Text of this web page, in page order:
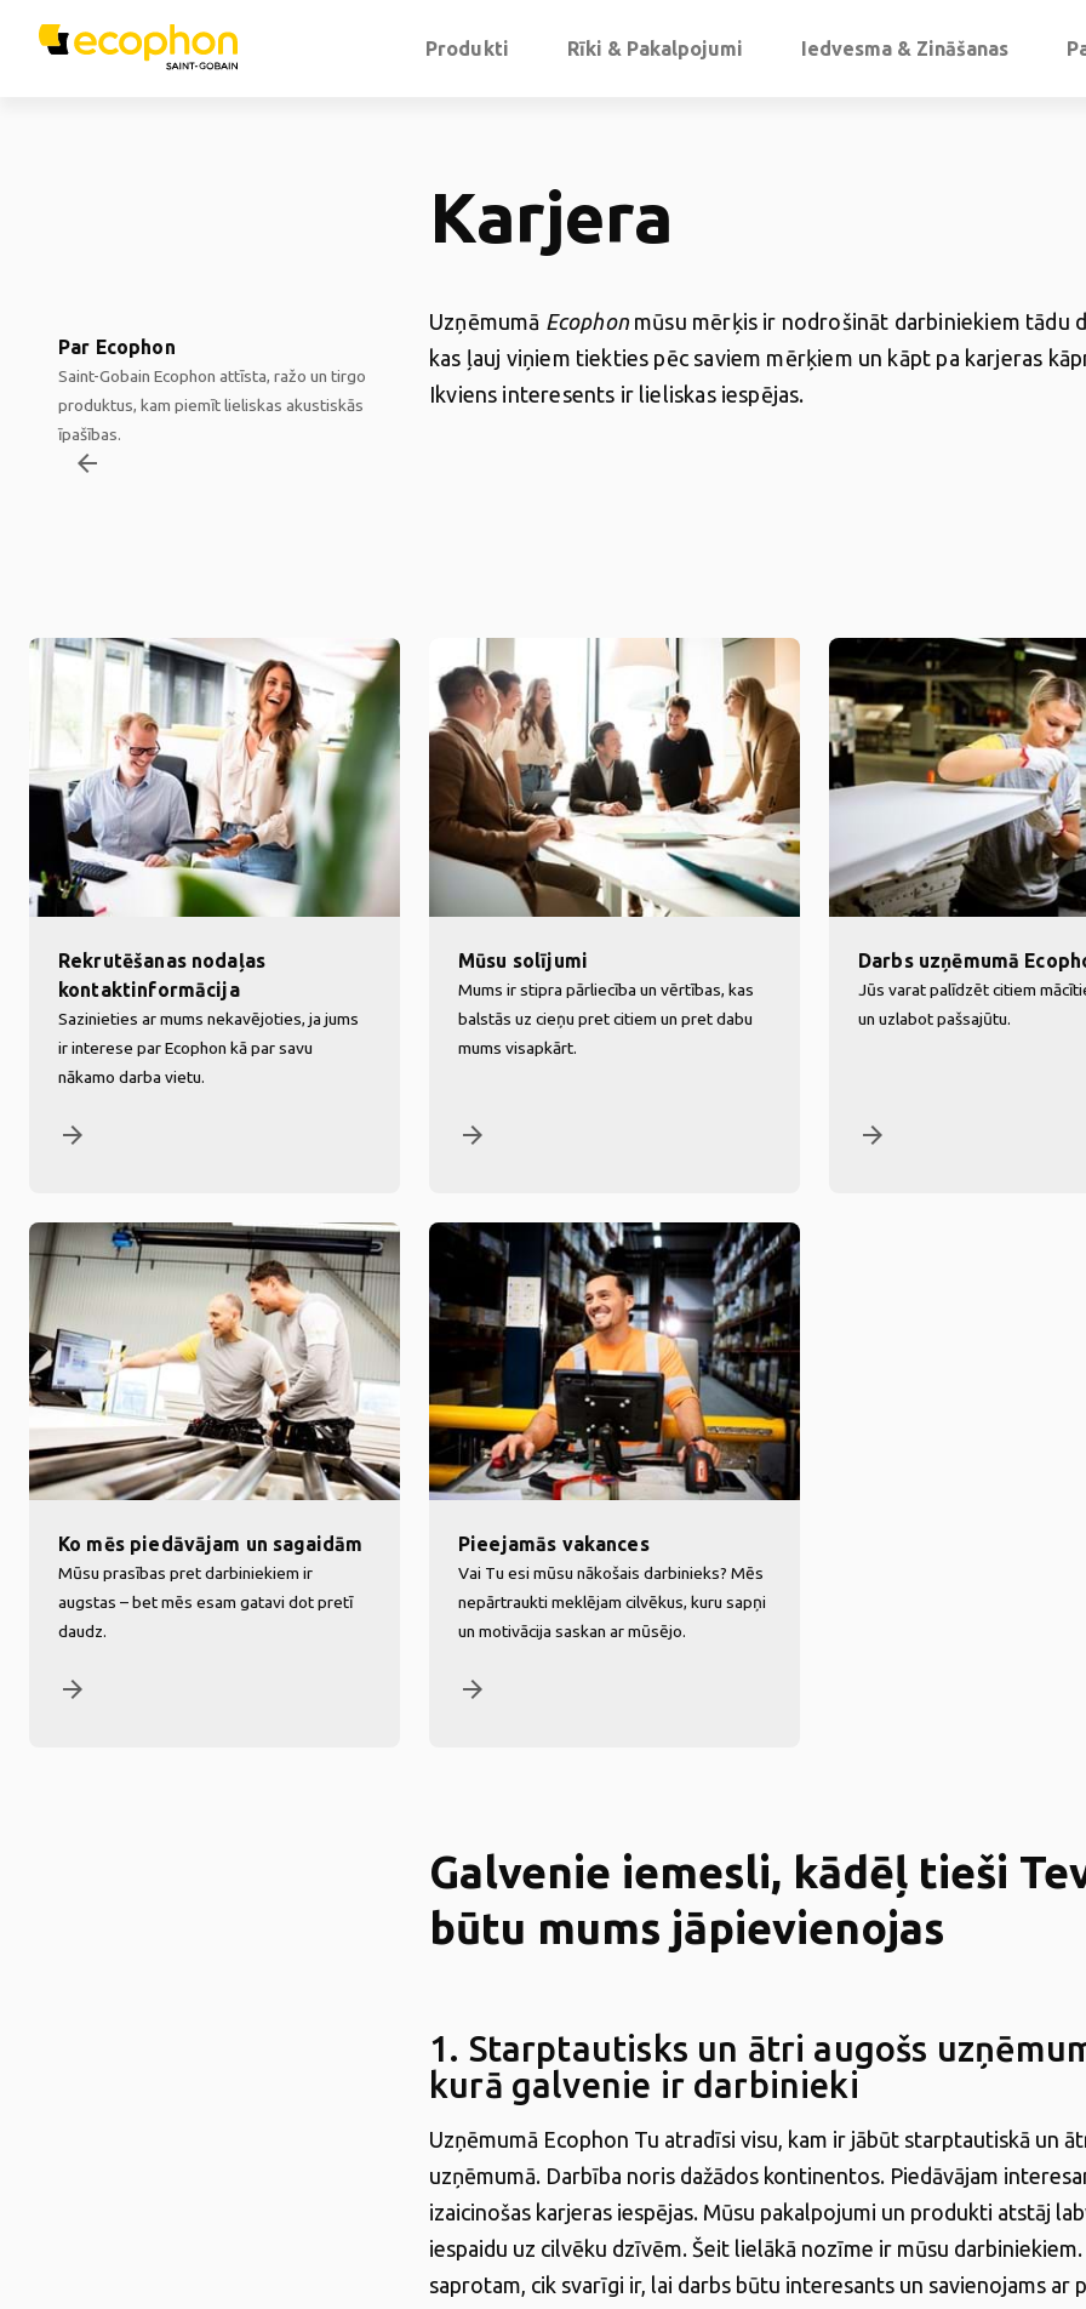
Produkti Rīki & Pakalpojumi Iedvesma & Zināšanas
Karjera
Par Ecophon
Saint-Gobain Ecophon attīsta, ražo un tirgo
produktus, kam piemīt lieliskas akustiskās
īpašības.
arrow_backward
Uzņēmumā Ecophonmūsu mērķis ir nodrošināt darbiniekiem tādu
kas ļauj viņiem tiekties pēc saviem mērķiem un kāpt pa karjeras
Ikviens interesents ir lieliskas iespējas.
Rekrutēšanas nodaļas
kontaktinformācija
Sazinieties ar mums nekavējoties, ja jums
ir interese par Ecophon kā par savu
nākamo darba vietu.
arrow_forward
Mūsu solījumi
Mums ir stipra pārliecība un vērtības, kas
balstās uz cieņu pret citiem un pret dabu
mums visapkārt.
arrow_forward
Darbs uzņēmumā
Jūs varat palīdzēt citiem
un uzlabot pašsajūtu.
arrow_forward
Ko mēs piedāvājam un sagaidām
Mūsu prasības pret darbiniekiem ir
augstas – bet mēs esam gatavi dot pretī
daudz.
arrow_forward
Pieejamās vakances
Vai Tu esi mūsu nākošais darbinieks? Mēs
nepārtraukti meklējam cilvēkus, kuru sapņi
un motivācija saskan ar mūsējo.
arrow_forward
Galvenie iemesli, kādēļ tieši
būtu mums jāpievienojas
1. Starptautisks un ātri augošs
kurā galvenie ir darbinieki
Uzņēmumā Ecophon Tu atradīsi visu, kam ir jābūt starptautiskā un
uzņēmumā. Darbība noris dažādos kontinentos. Piedāvājam
izaicinošas karjeras iespējas. Mūsu pakalpojumi un produkti atstāj
iespaidu uz cilvēku dzīvēm. Šeit lielākā nozīme ir mūsu darbiniekiem.
saprotam, cik svarīgi ir, lai darbs būtu interesants un savienojams ar